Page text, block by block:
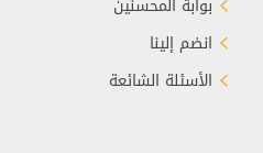
بوابة المحسنين
انضم إلينا
الأسئلة الشائعة